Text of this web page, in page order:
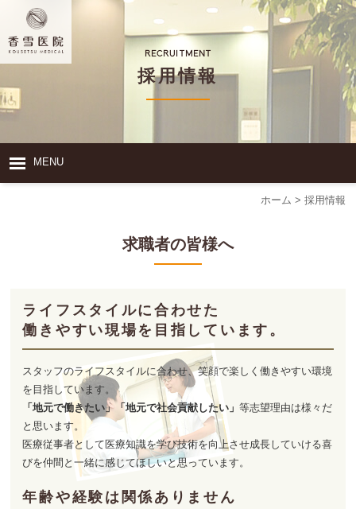
RECRUITMENT
採用情報
MENU
特徴
関係者の皆様へ ケアマネージャー
ホーム > 採用情報
求職者の皆様へ
ライフスタイルに合わせた
働きやすい現場を目指しています。
スタッフのライフスタイルに合わせ、笑顔で楽しく働きやすい環境
を目指しています。
「地元で働きたい」「地元で社会貢献したい」等志望理由は様々だ
と思います。
医療従事者として医療知識を学び技術を向上させ成長していける喜
びを仲間と一緒に感じてほしいと思っています。
年齢や経験は関係ありません